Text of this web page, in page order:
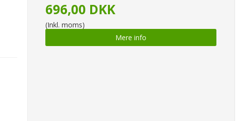
696,00 DKK
(Inkl. moms)
Mere info